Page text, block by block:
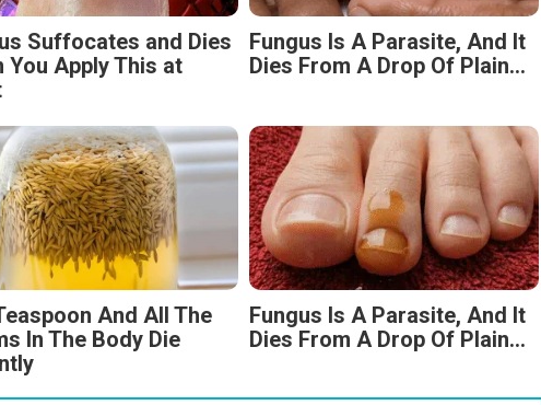
Suffocates and Dies
You Apply This at
Fungus Is A Parasite, And It
Dies From A Drop Of Plain...
And All The
In The Body Die
Fungus Is A Parasite, And It
Dies From A Drop Of Plain...